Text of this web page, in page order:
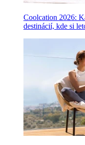
Coolcation 2026:
destinácií, kde si